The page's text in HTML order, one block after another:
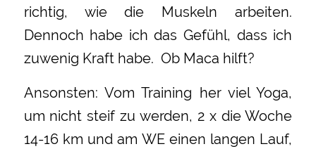
richtig, wie die Muskeln arbeiten.
Dennoch habe ich das Gefühl, dass ich
zuwenig Kraft habe. Ob Maca hilft?
Ansonsten: Vom Training her viel Yoga,
um nicht steif zu werden, 2 x die Woche
14-16 km und am WE einen langen Lauf,